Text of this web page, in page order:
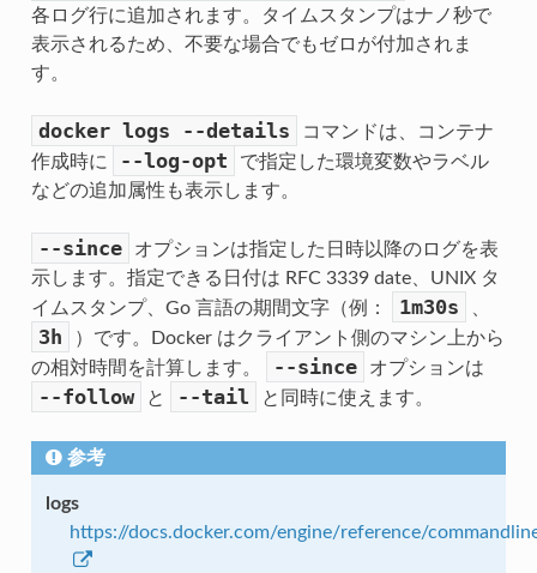
各ログ行に追加されます。タイムスタンプはナノ秒で
表示されるため、不要な場合でもゼロが付加されま
す。
docker logs --details
コマンドは、コンテナ
作成時に
--log-opt
で指定した環境変数やラベル
などの追加属性も表示します。
--since
オプションは指定した日時以降のログを表
示します。指定できる日付は RFC 3339 date、UNIX タ
イムスタンプ、Go 言語の期間文字（例：
1m30s
3h
）です。Docker はクライアント側のマシン上から
の相対時間を計算します。
--since オプションは
--follow と --tail と同時に使えます。
参考
logs
https://docs.docker.com/engine/reference/